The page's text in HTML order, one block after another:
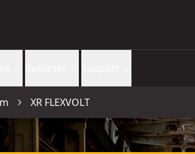
XR FLEXVOLT